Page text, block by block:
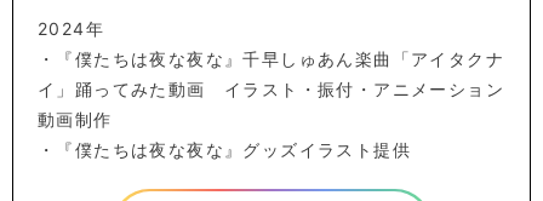
2024年
・『僕たちは夜な夜な』千早しゅあん楽曲「アイタクナ
イ」踊ってみた動画 イラスト・振付・アニメーション
動画制作
・『僕たちは夜な夜な』グッズイラスト提供